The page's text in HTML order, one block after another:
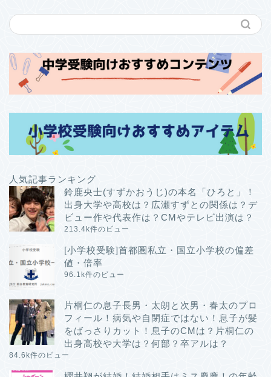
人気記事ランキング
鈴鹿央士(すずかおうじ)の本名「ひろと」！
出身大学や高校は？広瀬すずとの関係は？デ
ビュー作や代表作は？CMやテレビ出演は？
213.4k件のビュー
[小学校受験]首都圏私立・国立小学校の偏差
値・倍率
96.1k件のビュー
片桐仁の息子長男・太朗と次男・春太のプロ
フィール！病気や自閉症ではない！息子が髪
をばっさりカット！息子のCMは？片桐仁の
出身高校や大学は？何部？卒アルは？
84.6k件のビュー